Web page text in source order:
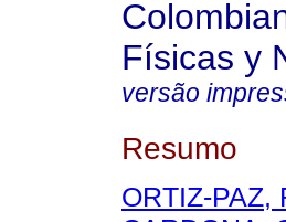
Físicas y
versão
Resumo
ORTIZ-PAZ,